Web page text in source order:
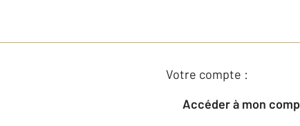
Votre compte :
Accéder à mon